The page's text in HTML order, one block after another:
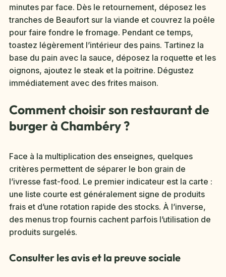
minutes par face. Dès le retournement, déposez les
tranches de Beaufort sur la viande et couvrez la poêle
pour faire fondre le fromage. Pendant ce temps,
toastez légèrement l’intérieur des pains. Tartinez la
base du pain avec la sauce, déposez la roquette et les
oignons, ajoutez le steak et la poitrine. Dégustez
immédiatement avec des frites maison.
Comment choisir son restaurant de
burger à Chambéry ?
Face à la multiplication des enseignes, quelques
critères permettent de séparer le bon grain de
l’ivresse fast-food. Le premier indicateur est la carte :
une liste courte est généralement signe de produits
frais et d’une rotation rapide des stocks. À l’inverse,
des menus trop fournis cachent parfois l’utilisation de
produits surgelés.
Consulter les avis et la preuve sociale